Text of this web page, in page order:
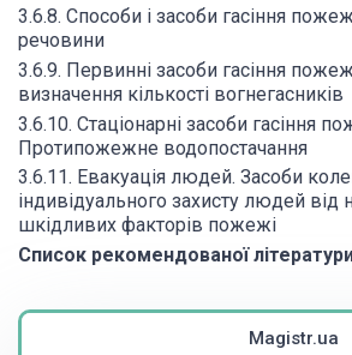
3.6.8. Способи і засоби гасіння
речовини
3.6.9. Первинні засоби гасіння
визначення кількості вогнегасників
3.6.10. Стаціонарні засоби гасіння
Протипожежне водопостачання
3.6.11. Евакуація людей. Засоби
індивідуального захисту людей від
шкідливих факторів пожежі
Список рекомендованої
Magistr.ua